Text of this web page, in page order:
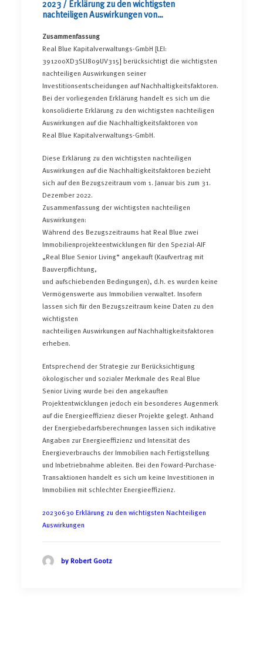
2023 / Erklärung zu den wichtigsten
nachteiligen Auswirkungen von
Nachhaltigkeitsfaktoren
Zusammenfassung
Real Blue Kapitalverwaltungs-GmbH [LEI:
391200XD3SLI809UV315] berücksichtigt die wichtigsten
nachteiligen Auswirkungen seiner
Investitionsentscheidungen auf Nachhaltigkeitsfaktoren.
Bei der vorliegenden Erklärung handelt es sich um die
konsolidierte Erklärung zu den wichtigsten nachteiligen
Auswirkungen auf die Nachhaltigkeitsfaktoren von
Real Blue Kapitalverwaltungs-GmbH.
Diese Erklärung zu den wichtigsten nachteiligen
Auswirkungen auf die Nachhaltigkeitsfaktoren bezieht
sich auf den Bezugszeitraum vom 1. Januar bis zum 31.
Dezember 2022.
Zusammenfassung der wichtigsten nachteiligen
Auswirkungen:
Während des Bezugszeitraums hat Real Blue zwei
Immobilienprojekteentwicklungen für den Spezial-AIF
„Real Blue Senior Living“ angekauft (Kaufvertrag mit
Bauverpflichtung,
und aufschiebenden Bedingungen), d.h. es wurden keine
Vermögenswerte aus Immobilien verwaltet. Insofern
lassen sich für den Bezugszeitraum keine Daten zu den
wichtigsten
nachteiligen Auswirkungen auf Nachhaltigkeitsfaktoren
erheben.
Entsprechend der Strategie zur Berücksichtigung
ökologischer und sozialer Merkmale des Real Blue
Senior Living wurde bei den angekauften
Projektentwicklungen jedoch ein besonderes Augenmerk
auf die Energieeffizienz dieser Projekte gelegt. Anhand
der Energiebedarfsberechnungen lassen sich indikative
Angaben zur Energieeffizienz und Intensität des
Energieverbrauchs der Immobilien nach Fertigstellung
und Inbetriebnahme ableiten. Bei den Foward-Purchase-
Transaktionen handelt es sich um keine Investitionen in
Immobilien mit schlechter Energieeffizienz.
20230630 Erklärung zu den wichtigsten Nachteiligen
Auswirkungen
by Robert Gootz